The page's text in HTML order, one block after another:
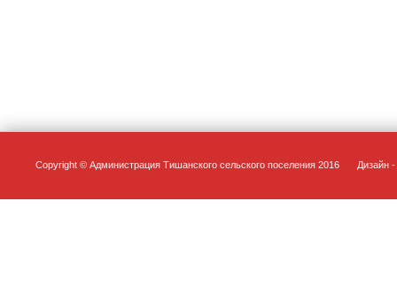
Copyright © Администрация Тишанского сельского поселения 2016 Дизайн